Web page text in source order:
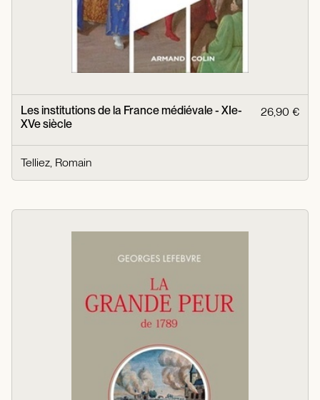
Les institutions de la France médiévale - XIe-
XVe siècle
26,90 €
Telliez, Romain